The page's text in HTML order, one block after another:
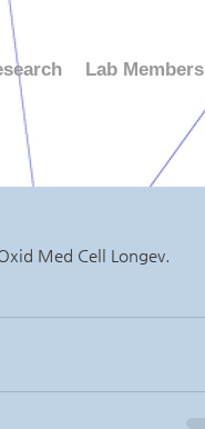
Lab Members
Med Cell Longev.